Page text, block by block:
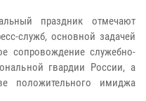
праздник отмечают
служб, основной задачей
сопровождение служебно-
гвардии России, а
положительного имиджа